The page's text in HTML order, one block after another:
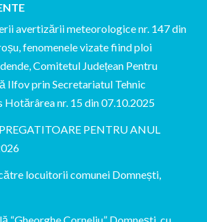
avertizării meteorologice nr. 147 din
fenomenele vizate fiind ploi
Comitetul Județean Pentru
Ilfov prin Secretariatul Tehnic
Hotărârea nr. 15 din 07.10.2025
PENTRU ANUL
locuitorii comunei Domnești,